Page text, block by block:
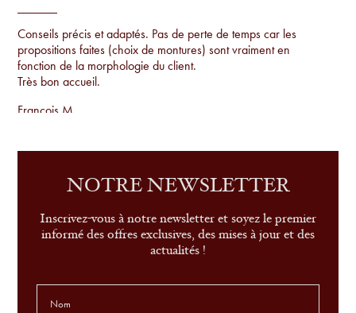
Conseils précis et adaptés. Pas de perte de temps car les
propositions faites (choix de montures) sont vraiment en
fonction de la morphologie du client.
Très bon accueil.
Francois M.
Conseils par rapport à la morphologie, proposition de
examen de la vue sur place.
Sandrine G.
le conseil, le service et très belle sélection de modèles
Leonor P.
NOTRE NEWSLETTER
Inscrivez-vous à notre newsletter et soyez le premier
informé des offres exclusives, des mises à jour et des
actualités !